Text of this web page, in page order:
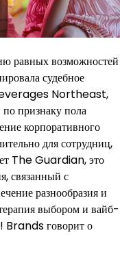
равных возможностей
судебное
Northeast,
признаку пола
корпоративного
для сотрудниц,
The Guardian, это
связанный с
разнообразия и
выбором и вайб-
Brands говорит о